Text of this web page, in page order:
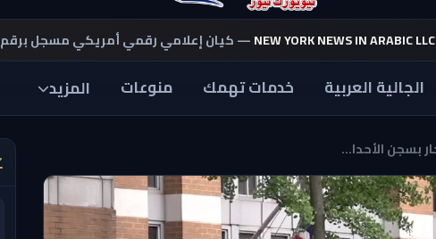
NEW YORK NEWS IN ARABIC LLC— كيان إعلامي رقمي أمريكي مسجل برقم
الجالية العربية خدمات تهمك منوعات المزيد